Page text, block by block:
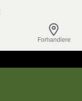
Forhandlere